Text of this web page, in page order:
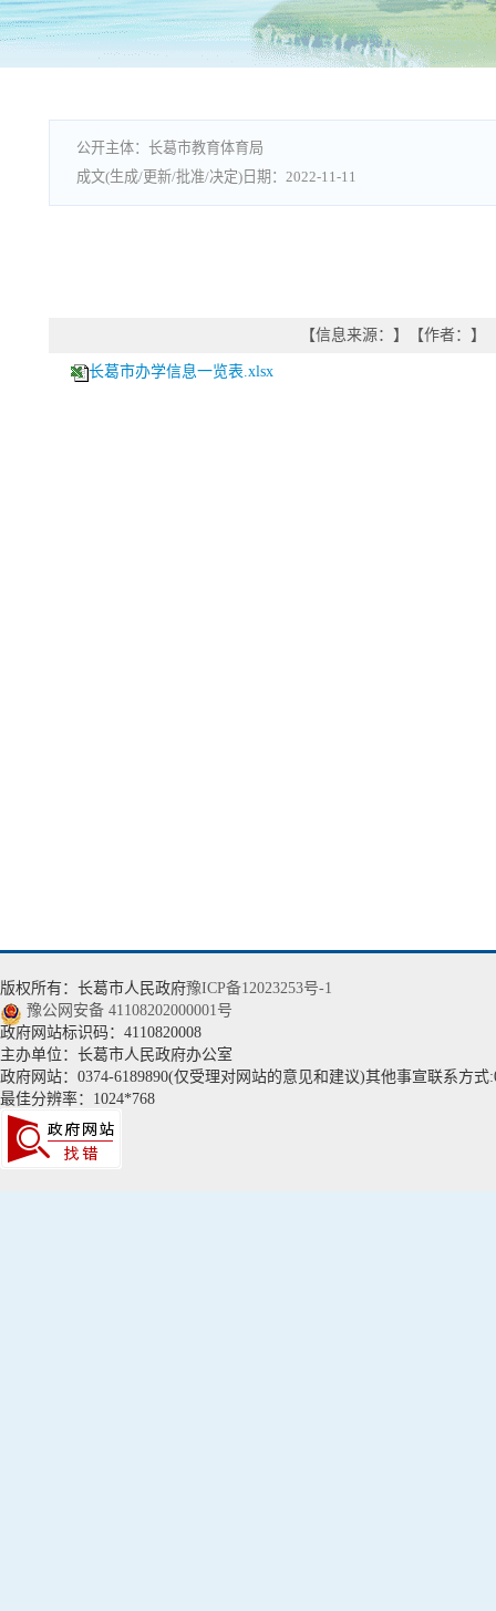
长葛市教育体育局
2022-11-11
【信息来源： 】 【作者： 】
长葛市办学信息一览表.xlsx
版权所有：长葛市人民政府豫ICP备12023253号-1
豫公网安备 41108202000001号
政府网站标识码：4110820008
主办单位：长葛市人民政府办公室
政府网站：0374-6189890(仅受理对网站的意见和建议)其他事宣联系方式
最佳分辨率：1024*768